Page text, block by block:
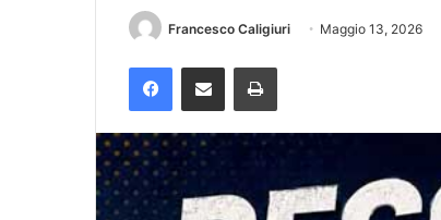
Francesco Caligiuri Maggio 13, 2026